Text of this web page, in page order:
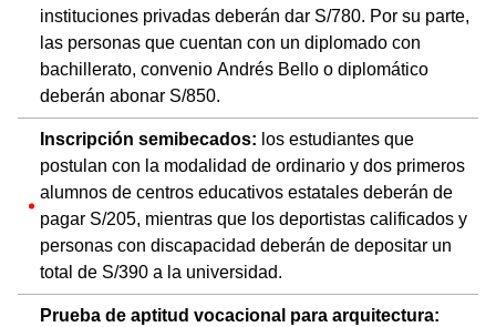
instituciones privadas deberán dar S/780. Por su parte,
las personas que cuentan con un diplomado con
bachillerato, convenio Andrés Bello o diplomático
deberán abonar S/850.
Inscripción semibecados: los estudiantes que
postulan con la modalidad de ordinario y dos primeros
alumnos de centros educativos estatales deberán de
pagar S/205, mientras que los deportistas calificados y
personas con discapacidad deberán de depositar un
total de S/390 a la universidad.
Prueba de aptitud vocacional para arquitectura: